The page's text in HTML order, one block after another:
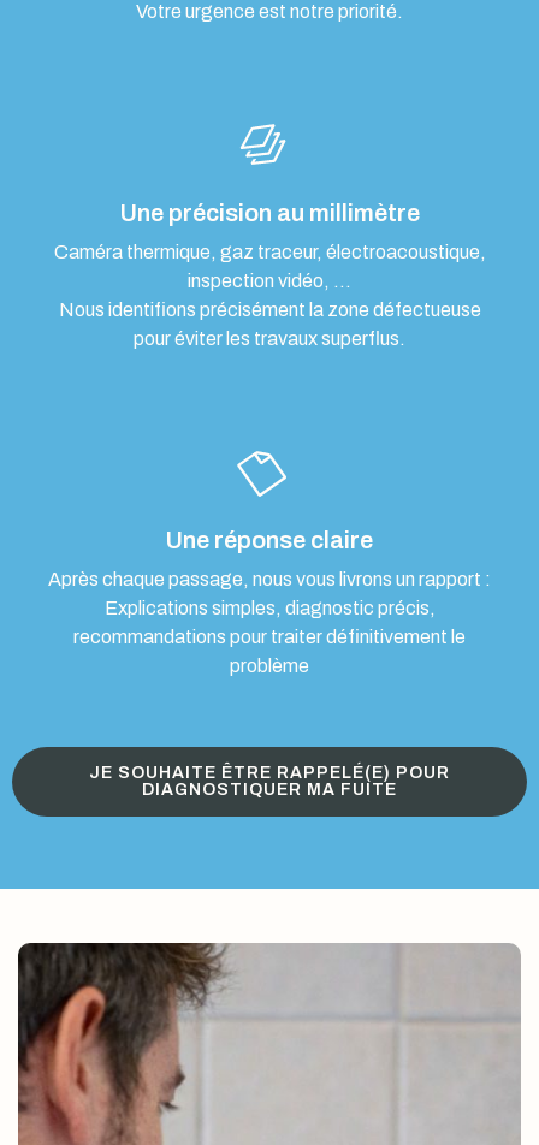
Votre urgence est notre priorité.
Une précision au millimètre
Caméra thermique, gaz traceur, électroacoustique,
inspection vidéo, …
Nous identifions précisément la zone défectueuse
pour éviter les travaux superflus.
Une réponse claire
Après chaque passage, nous vous livrons un rapport :
Explications simples, diagnostic précis,
recommandations pour traiter définitivement le
problème
JE SOUHAITE ÊTRE RAPPELÉ(E) POUR
DIAGNOSTIQUER MA FUITE